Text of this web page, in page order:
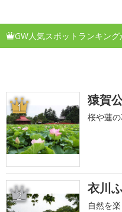
GW人気スポットランキング
1 猿賀
桜や蓮
2 衣川
自然を